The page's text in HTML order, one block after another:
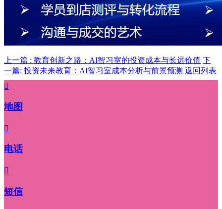
上一篇 : 教育创新之路：AI智习室的投资成本与长远价值 下
一篇: 投资未来教育：AI智习室成本分析与前景预测 返回列表

地图

电话

短信